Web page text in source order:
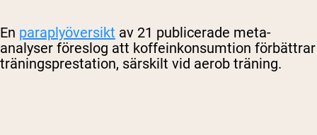
En paraplyöversikt av 21 publicerade meta-
analyser föreslog att koffeinkonsumtion förbättrar
träningsprestation, särskilt vid aerob träning.